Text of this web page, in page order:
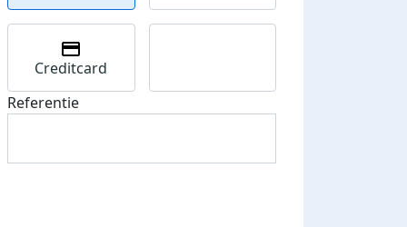
Creditcard
Referentie